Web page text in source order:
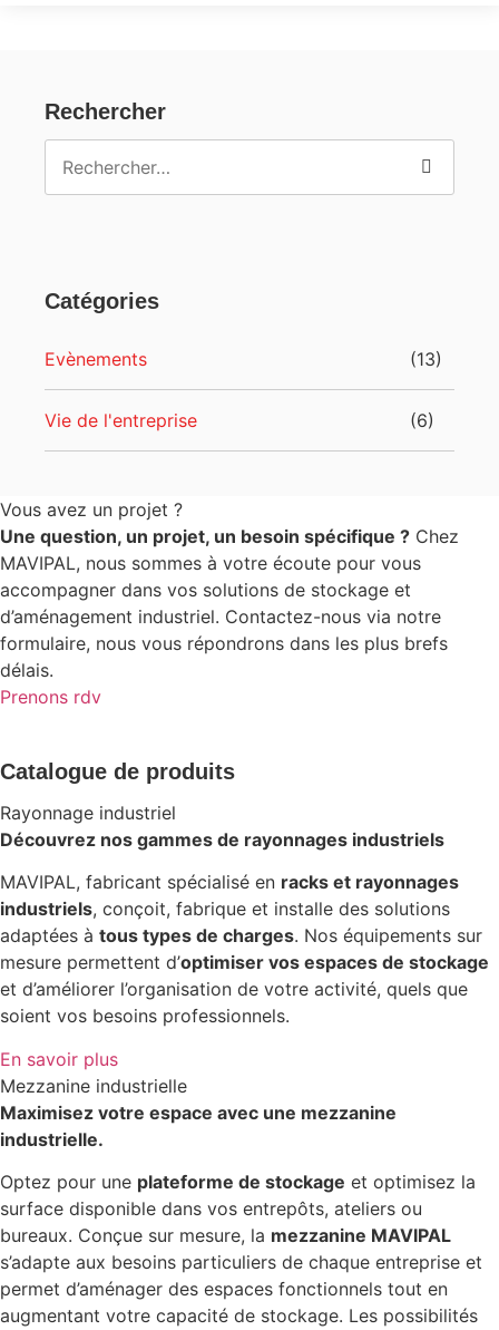
Rechercher
Catégories
Evènements (13)
Vie de l'entreprise (6)
Vous avez un projet ?
Une question, un projet, un besoin spécifique ? Chez
MAVIPAL, nous sommes à votre écoute pour vous
accompagner dans vos solutions de stockage et
d’aménagement industriel. Contactez-nous via notre
formulaire, nous vous répondrons dans les plus brefs
délais.
Prenons rdv
Catalogue de produits
Rayonnage industriel
Découvrez nos gammes de rayonnages industriels
MAVIPAL, fabricant spécialisé en racks et rayonnages
industriels, conçoit, fabrique et installe des solutions
adaptées à tous types de charges. Nos équipements sur
mesure permettent d’optimiser vos espaces de stockage
et d’améliorer l’organisation de votre activité, quels que
soient vos besoins professionnels.
En savoir plus
Mezzanine industrielle
Maximisez votre espace avec une mezzanine
industrielle.
Optez pour une plateforme de stockage et optimisez la
surface disponible dans vos entrepôts, ateliers ou
bureaux. Conçue sur mesure, la mezzanine MAVIPAL
s’adapte aux besoins particuliers de chaque entreprise et
permet d’aménager des espaces fonctionnels tout en
augmentant votre capacité de stockage. Les possibilités